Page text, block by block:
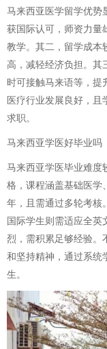
马来西亚医学留学优势
获国际认可，师资力量
教学。其二，留学成本
高，减轻经济负担。其
时可接触马来语等，提
医疗行业发展良好，且
求职。
马来西亚学医好毕业吗
马来西亚学医毕业难度
格，课程涵盖基础医学
年，且需通过多轮考核
国际学生则需适应全英
烈，需积累足够经验。
和坚持精神，通过系统
生。